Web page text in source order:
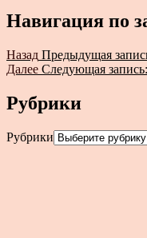
Навигация по
Назад Предыдущая
Далее Следующая запись:
Рубрики
Рубрики